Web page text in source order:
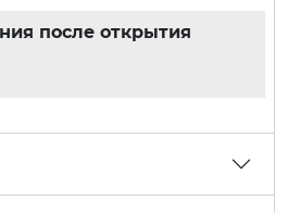
после открытия